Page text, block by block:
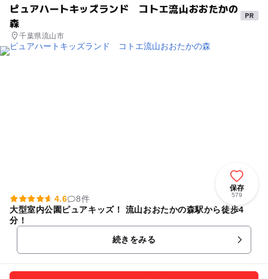
ピュアハートキッズランド コトエ流山おおたかの
森
千葉県流山市
保存
579
4.6
8件
大型室内公園ピュアキッズ！ 流山おおたかの森駅から徒歩4
分！
続きをみる